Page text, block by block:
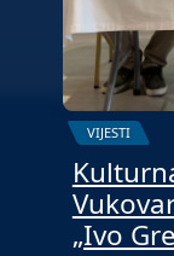
VIJESTI
„Ivo